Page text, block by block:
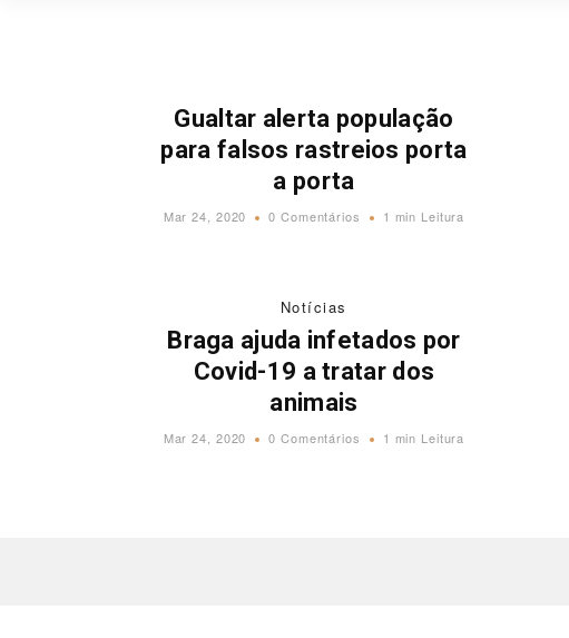
Gualtar alerta população
para falsos rastreios porta
a porta
Mar 24, 2020 0 Comentários 1 min Leitura
Notícias
Braga ajuda infetados por
Covid-19 a tratar dos
animais
Mar 24, 2020 0 Comentários 1 min Leitura